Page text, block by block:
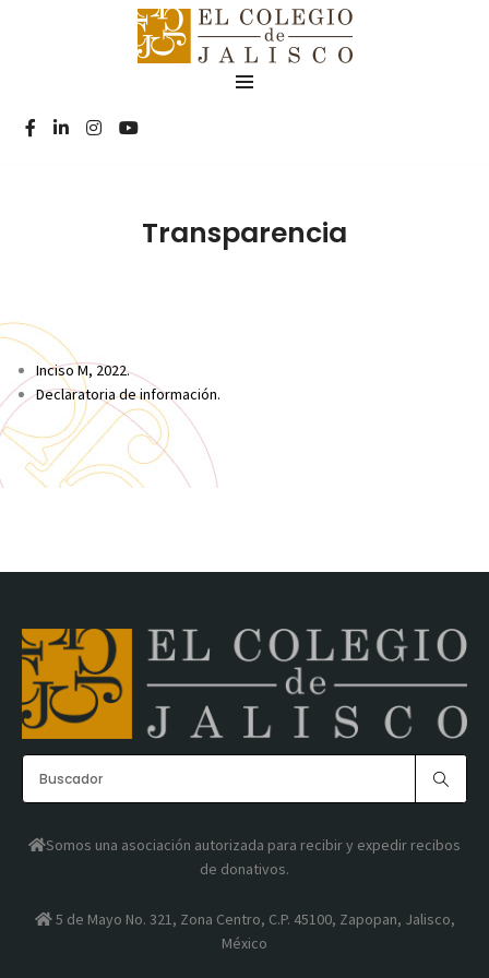
Transparencia
Inciso M, 2022.
Declaratoria de información.
Somos una asociación autorizada para recibir y expedir recibos
de donativos.
5 de Mayo No. 321, Zona Centro, C.P. 45100, Zapopan, Jalisco,
México